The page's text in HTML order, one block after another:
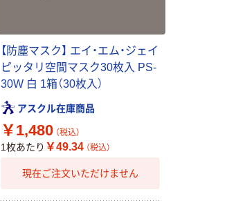
【防塵マスク】 エイ・エム・ジェイ
ピッタリ空間マスク30枚入 PS-
30W 白 1箱（30枚入）
アスクル在庫商品
￥1,480 （税込）
1枚あたり ￥49.34 （税込）
現在ご注文いただけません